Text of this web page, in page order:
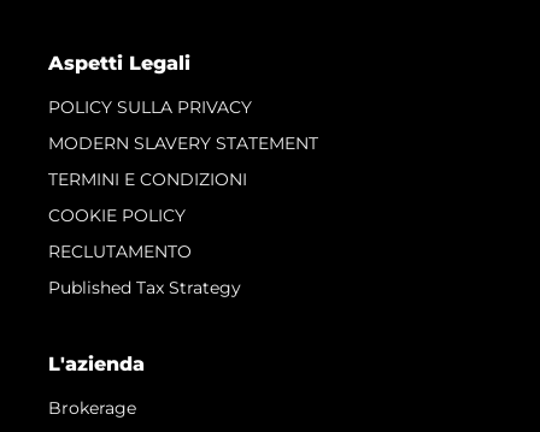
Aspetti Legali
POLICY SULLA PRIVACY
MODERN SLAVERY STATEMENT
TERMINI E CONDIZIONI
COOKIE POLICY
RECLUTAMENTO
Published Tax Strategy
L'azienda
Brokerage